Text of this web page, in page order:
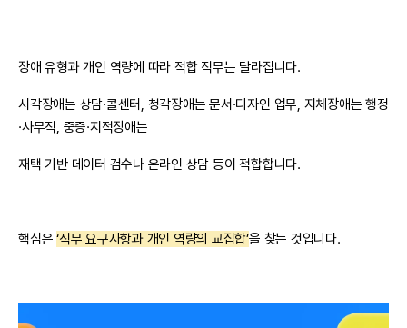
장애 유형과 개인 역량에 따라 적합 직무는 달라집니다.
시각장애는 상담·콜센터, 청각장애는 문서·디자인 업무, 지체장애는 행정
·사무직, 중증·지적장애는
재택 기반 데이터 검수나 온라인 상담 등이 적합합니다.
핵심은 ‘직무 요구사항과 개인 역량의 교집합’을 찾는 것입니다.